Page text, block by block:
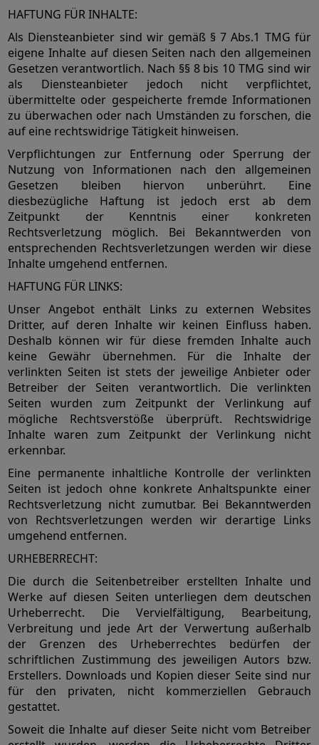
HAFTUNG FÜR INHALTE:
Als Diensteanbieter sind wir gemäß § 7 Abs.1 TMG für
eigene Inhalte auf diesen Seiten nach den allgemeinen
Gesetzen verantwortlich. Nach §§ 8 bis 10 TMG sind wir
als Diensteanbieter jedoch nicht verpflichtet,
übermittelte oder gespeicherte fremde Informationen
zu überwachen oder nach Umständen zu forschen, die
auf eine rechtswidrige Tätigkeit hinweisen.
Verpflichtungen zur Entfernung oder Sperrung der
Nutzung von Informationen nach den allgemeinen
Gesetzen bleiben hiervon unberührt. Eine
diesbezügliche Haftung ist jedoch erst ab dem
Zeitpunkt der Kenntnis einer konkreten
Rechtsverletzung möglich. Bei Bekanntwerden von
entsprechenden Rechtsverletzungen werden wir diese
Inhalte umgehend entfernen.
HAFTUNG FÜR LINKS:
Unser Angebot enthält Links zu externen Websites
Dritter, auf deren Inhalte wir keinen Einfluss haben.
Deshalb können wir für diese fremden Inhalte auch
keine Gewähr übernehmen. Für die Inhalte der
verlinkten Seiten ist stets der jeweilige Anbieter oder
Betreiber der Seiten verantwortlich. Die verlinkten
Seiten wurden zum Zeitpunkt der Verlinkung auf
mögliche Rechtsverstöße überprüft. Rechtswidrige
Inhalte waren zum Zeitpunkt der Verlinkung nicht
erkennbar.
Eine permanente inhaltliche Kontrolle der verlinkten
Seiten ist jedoch ohne konkrete Anhaltspunkte einer
Rechtsverletzung nicht zumutbar. Bei Bekanntwerden
von Rechtsverletzungen werden wir derartige Links
umgehend entfernen.
URHEBERRECHT:
Die durch die Seitenbetreiber erstellten Inhalte und
Werke auf diesen Seiten unterliegen dem deutschen
Urheberrecht. Die Vervielfältigung, Bearbeitung,
Verbreitung und jede Art der Verwertung außerhalb
der Grenzen des Urheberrechtes bedürfen der
schriftlichen Zustimmung des jeweiligen Autors bzw.
Erstellers. Downloads und Kopien dieser Seite sind nur
für den privaten, nicht kommerziellen Gebrauch
gestattet.
Soweit die Inhalte auf dieser Seite nicht vom Betreiber